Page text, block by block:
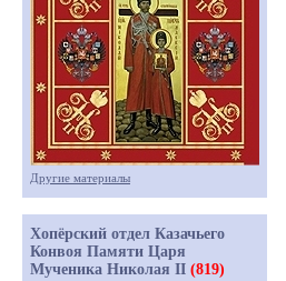
Другие материалы
Хопёрский отдел Казачьего
Конвоя Памяти Царя
Мученика Николая II (819)